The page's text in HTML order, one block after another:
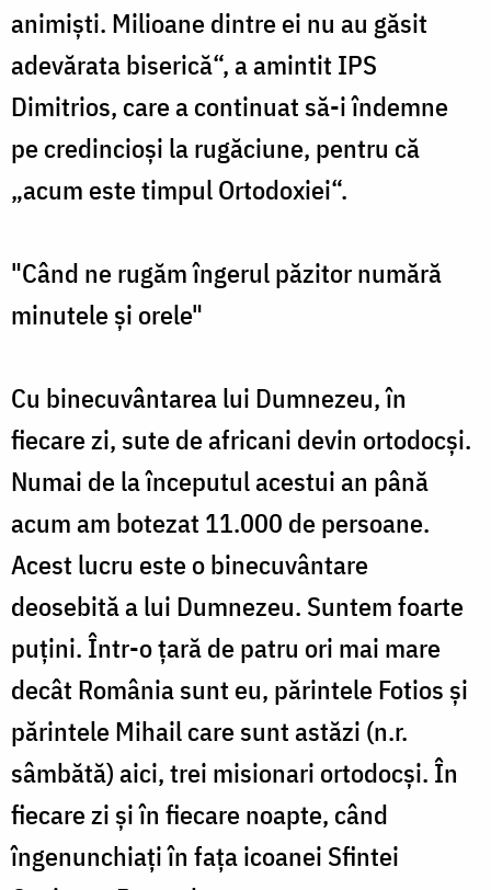
animiști. Milioane dintre ei nu au găsit
adevărata biserică“, a amintit IPS
Dimitrios, care a continuat să-i îndemne
pe credincioși la rugăciune, pentru că
„acum este timpul Ortodoxiei“.
"Când ne rugăm îngerul păzitor numără
minutele și orele"
Cu binecuvântarea lui Dumnezeu, în
fiecare zi, sute de africani devin ortodocși.
Numai de la începutul acestui an până
acum am botezat 11.000 de persoane.
Acest lucru este o binecuvântare
deosebită a lui Dumnezeu. Suntem foarte
puțini. Într-o țară de patru ori mai mare
decât România sunt eu, părintele Fotios și
părintele Mihail care sunt astăzi (n.r.
sâmbătă) aici, trei misionari ortodocși. În
fiecare zi și în fiecare noapte, când
îngenunchiați în fața icoanei Sfintei